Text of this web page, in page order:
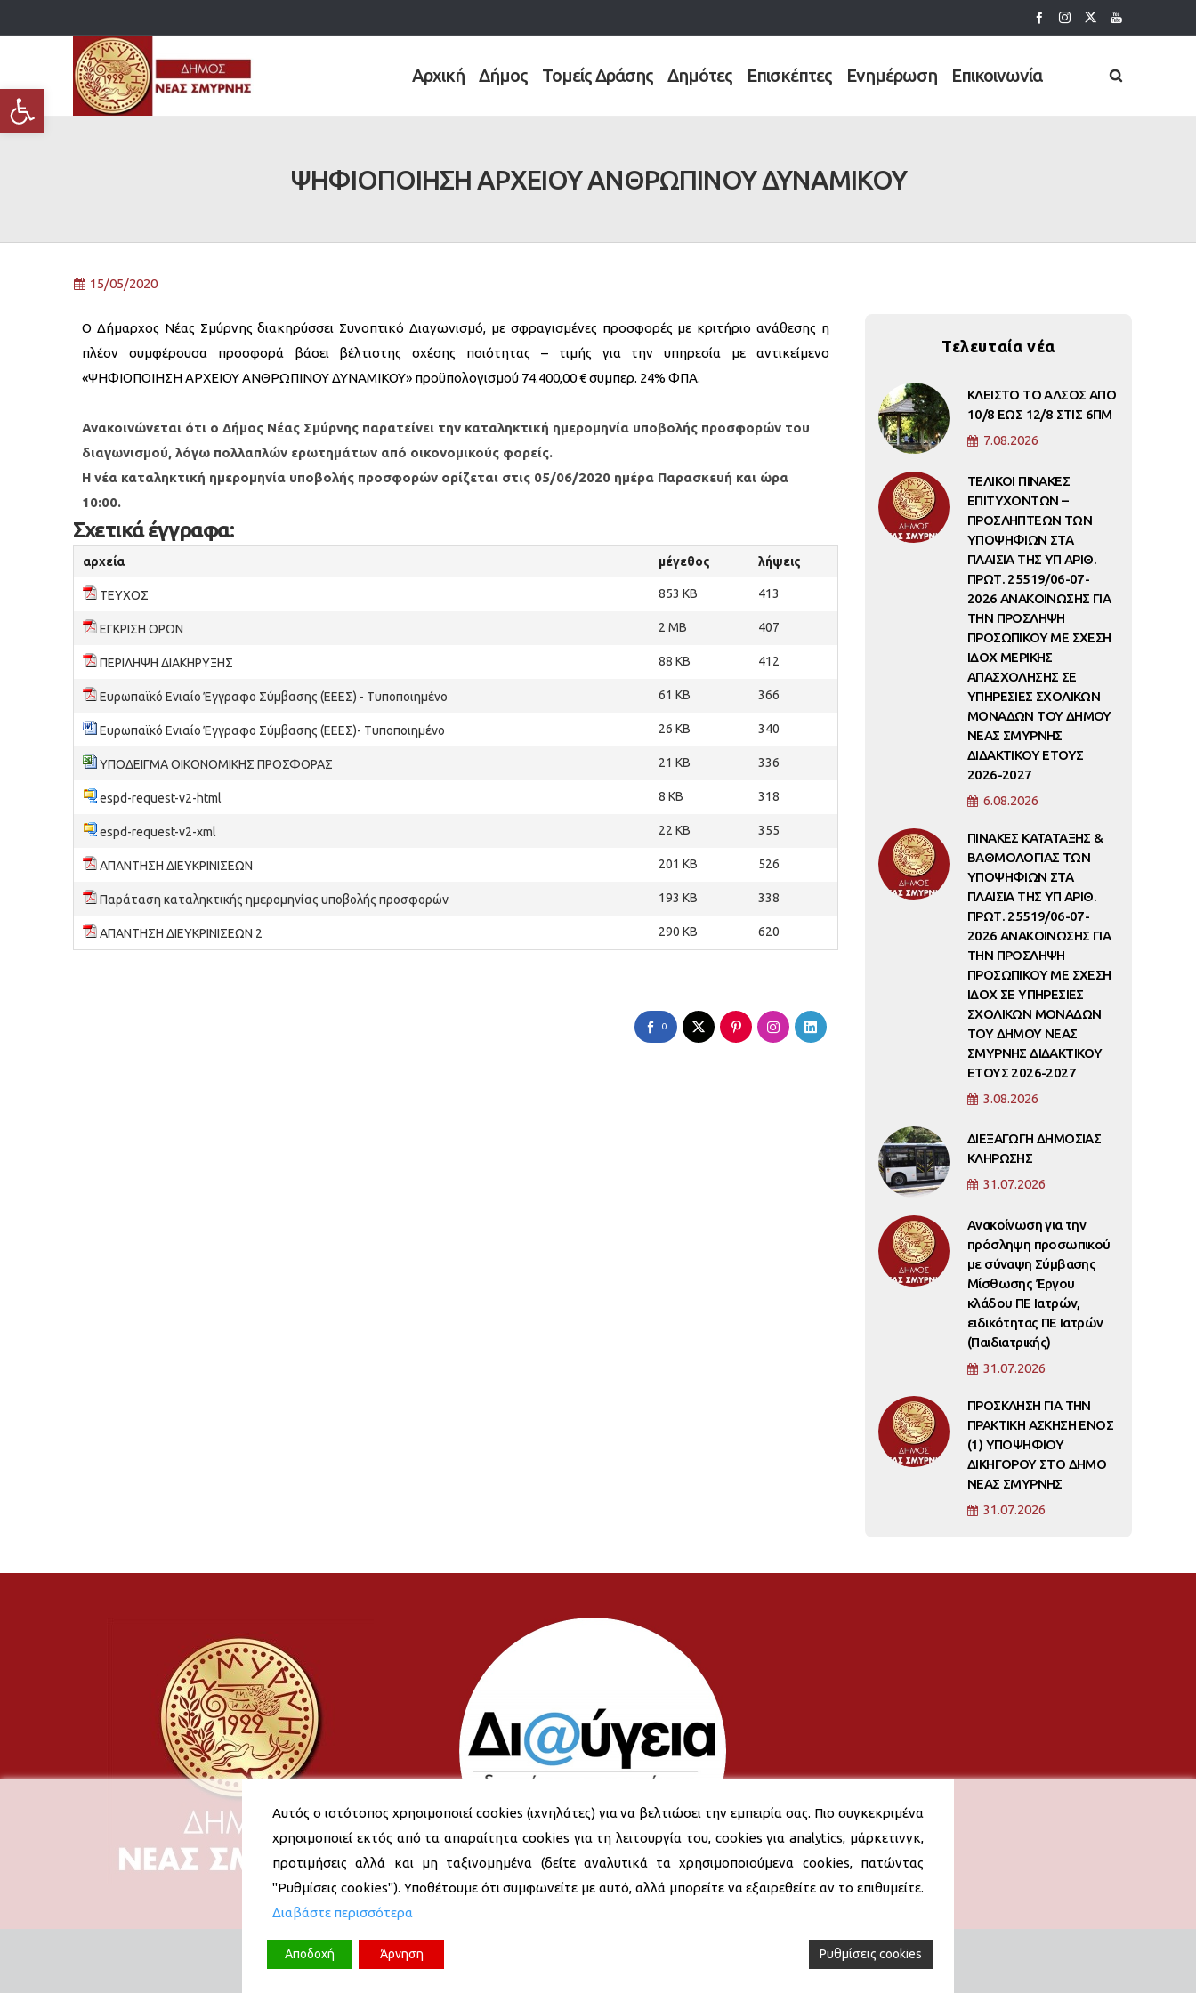
Ανοίξτε τη γραμμή εργαλείων
Αρχική Δήμος Τομείς Δράσης Δημότες Επισκέπτες Ενημέρωση Επικοινωνία
ΨΗΦΙΟΠΟΙΗΣΗ ΑΡΧΕΙΟΥ ΑΝΘΡΩΠΙΝΟΥ ΔΥΝΑΜΙΚΟΥ
15/05/2020
Ο Δήμαρχος Νέας Σμύρνης διακηρύσσει Συνοπτικό Διαγωνισμό, με σφραγισμένες προσφορές με κριτήριο ανάθεσης η
πλέον συμφέρουσα προσφορά βάσει βέλτιστης σχέσης ποιότητας – τιμής για την υπηρεσία με αντικείμενο
«ΨΗΦΙΟΠΟΙΗΣΗ ΑΡΧΕΙΟΥ ΑΝΘΡΩΠΙΝΟΥ ΔΥΝΑΜΙΚΟΥ» προϋπολογισμού 74.400,00 € συμπερ. 24% ΦΠΑ.
Ανακοινώνεται ότι ο Δήμος Νέας Σμύρνης παρατείνει την καταληκτική ημερομηνία υποβολής προσφορών του
διαγωνισμού, λόγω πολλαπλών ερωτημάτων από οικονομικούς φορείς.
Η νέα καταληκτική ημερομηνία υποβολής προσφορών ορίζεται στις 05/06/2020 ημέρα Παρασκευή και ώρα
10:00.
Σχετικά έγγραφα:
αρχεία μέγεθος λήψεις
ΤΕΥΧΟΣ 853 KB 413
ΕΓΚΡΙΣΗ ΟΡΩΝ 2 MB 407
ΠΕΡΙΛΗΨΗ ΔΙΑΚΗΡΥΞΗΣ 88 KB 412
Ευρωπαϊκό Ενιαίο Έγγραφο Σύμβασης (ΕΕΕΣ) - Τυποποιημένο 61 KB 366
Ευρωπαϊκό Ενιαίο Έγγραφο Σύμβασης (ΕΕΕΣ)- Τυποποιημένο 26 KB 340
ΥΠΟΔΕΙΓΜΑ ΟΙΚΟΝΟΜΙΚΗΣ ΠΡΟΣΦΟΡΑΣ 21 KB 336
espd-request-v2-html 8 KB 318
espd-request-v2-xml 22 KB 355
ΑΠΑΝΤΗΣΗ ΔΙΕΥΚΡΙΝΙΣΕΩΝ 201 KB 526
Παράταση καταληκτικής ημερομηνίας υποβολής προσφορών 193 KB 338
ΑΠΑΝΤΗΣΗ ΔΙΕΥΚΡΙΝΙΣΕΩΝ 2 290 KB 620
0
Τελευταία νέα
ΚΛΕΙΣΤΟ ΤΟ ΑΛΣΟΣ ΑΠΟ
10/8 ΕΩΣ 12/8 ΣΤΙΣ 6ΠΜ
7.08.2026
ΤΕΛΙΚΟΙ ΠΙΝΑΚΕΣ
ΕΠΙΤΥΧΟΝΤΩΝ –
ΠΡΟΣΛΗΠΤΕΩΝ ΤΩΝ
ΥΠΟΨΗΦΙΩΝ ΣΤΑ
ΠΛΑΙΣΙΑ ΤΗΣ ΥΠ ΑΡΙΘ.
ΠΡΩΤ. 25519/06-07-
2026 ΑΝΑΚΟΙΝΩΣΗΣ ΓΙΑ
ΤΗΝ ΠΡΟΣΛΗΨΗ
ΠΡΟΣΩΠΙΚΟΥ ΜΕ ΣΧΕΣΗ
ΙΔΟΧ ΜΕΡΙΚΗΣ
ΑΠΑΣΧΟΛΗΣΗΣ ΣΕ
ΥΠΗΡΕΣΙΕΣ ΣΧΟΛΙΚΩΝ
ΜΟΝΑΔΩΝ ΤΟΥ ΔΗΜΟΥ
ΝΕΑΣ ΣΜΥΡΝΗΣ
ΔΙΔΑΚΤΙΚΟΥ ΕΤΟΥΣ
2026-2027
6.08.2026
ΠΙΝΑΚΕΣ ΚΑΤΑΤΑΞΗΣ &
ΒΑΘΜΟΛΟΓΙΑΣ ΤΩΝ
ΥΠΟΨΗΦΙΩΝ ΣΤΑ
ΠΛΑΙΣΙΑ ΤΗΣ ΥΠ ΑΡΙΘ.
ΠΡΩΤ. 25519/06-07-
2026 ΑΝΑΚΟΙΝΩΣΗΣ ΓΙΑ
ΤΗΝ ΠΡΟΣΛΗΨΗ
ΠΡΟΣΩΠΙΚΟΥ ΜΕ ΣΧΕΣΗ
ΙΔΟΧ ΣΕ ΥΠΗΡΕΣΙΕΣ
ΣΧΟΛΙΚΩΝ ΜΟΝΑΔΩΝ
ΤΟΥ ΔΗΜΟΥ ΝΕΑΣ
ΣΜΥΡΝΗΣ ΔΙΔΑΚΤΙΚΟΥ
ΕΤΟΥΣ 2026-2027
3.08.2026
ΔΙΕΞΑΓΩΓΗ ΔΗΜΟΣΙΑΣ
ΚΛΗΡΩΣΗΣ
31.07.2026
Ανακοίνωση για την
πρόσληψη προσωπικού
με σύναψη Σύμβασης
Μίσθωσης Έργου
κλάδου ΠΕ Ιατρών,
ειδικότητας ΠΕ Ιατρών
(Παιδιατρικής)
31.07.2026
ΠΡΟΣΚΛΗΣΗ ΓΙΑ ΤΗΝ
ΠΡΑΚΤΙΚΗ ΑΣΚΗΣΗ ΕΝΟΣ
(1) ΥΠΟΨΗΦΙΟΥ
ΔΙΚΗΓΟΡΟΥ ΣΤΟ ΔΗΜΟ
ΝΕΑΣ ΣΜΥΡΝΗΣ
31.07.2026
Αυτός ο ιστότοπος χρησιμοποιεί cookies (ιχνηλάτες) για να βελτιώσει την εμπειρία σας. Πιο συγκεκριμένα
χρησιμοποιεί εκτός από τα απαραίτητα cookies για τη λειτουργία του, cookies για analytics, μάρκετινγκ,
προτιμήσεις αλλά και μη ταξινομημένα (δείτε αναλυτικά τα χρησιμοποιούμενα cookies, πατώντας
"Ρυθμίσεις cookies"). Υποθέτουμε ότι συμφωνείτε με αυτό, αλλά μπορείτε να εξαιρεθείτε αν το επιθυμείτε.
Διαβάστε περισσότερα
Αποδοχή Άρνηση Ρυθμίσεις cookies